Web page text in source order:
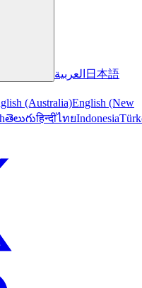
العربية 日本語
(Australia)English (New
తెలుగుहिन्दीไทยIndonesia